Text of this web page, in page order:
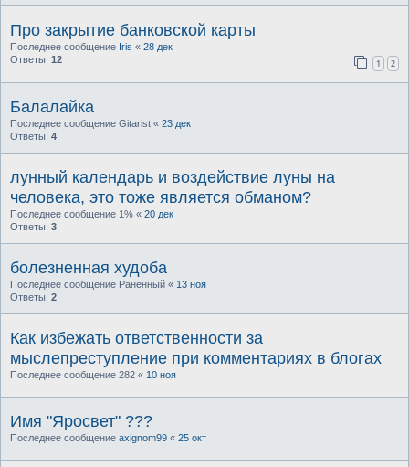
Про закрытие банковской карты
Последнее сообщение Iris « 28 дек
Ответы: 12 1 2
Балалайка
Последнее сообщение Gitarist « 23 дек
Ответы: 4
лунный календарь и воздействие луны на
человека, это тоже является обманом?
Последнее сообщение 1% « 20 дек
Ответы: 3
болезненная худоба
Последнее сообщение Раненный « 13 ноя
Ответы: 2
Как избежать ответственности за
мыслепреступление при комментариях в блогах
Последнее сообщение 282 « 10 ноя
Имя "Яросвет" ???
Последнее сообщение axignom99 « 25 окт